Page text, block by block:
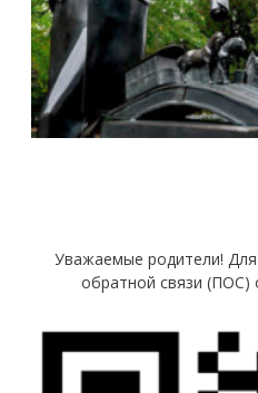
Уважаемые родители!
обратной связи (ПОС)